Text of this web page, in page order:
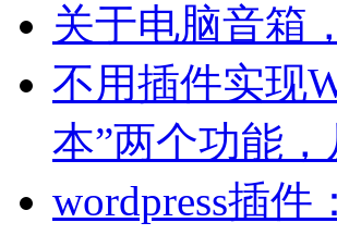
关于电脑音箱
不用插件实现
本”两个功能
wordpress插